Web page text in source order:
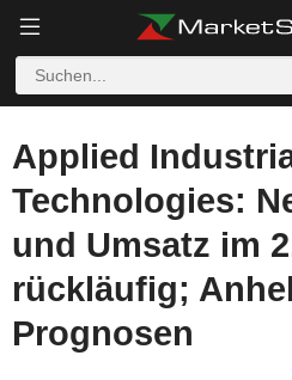
Applied
Technologies:
und Umsatz im
rückläufig;
Prognosen